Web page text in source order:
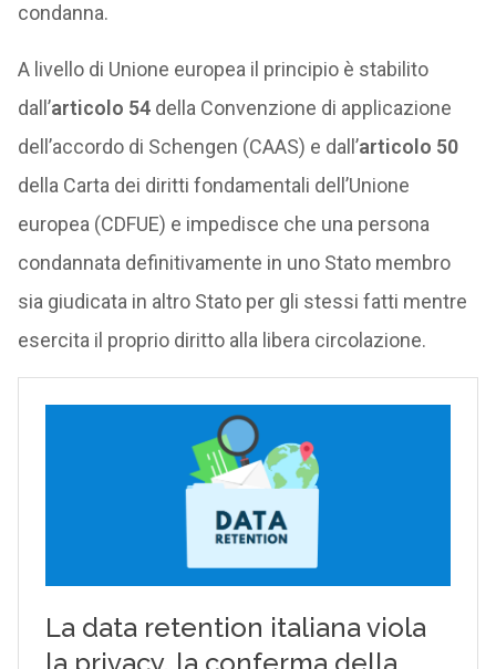
condanna.
A livello di Unione europea il principio è stabilito
dall’articolo 54 della Convenzione di applicazione
dell’accordo di Schengen (CAAS) e dall’articolo 50
della Carta dei diritti fondamentali dell’Unione
europea (CDFUE) e impedisce che una persona
condannata definitivamente in uno Stato membro
sia giudicata in altro Stato per gli stessi fatti mentre
esercita il proprio diritto alla libera circolazione.